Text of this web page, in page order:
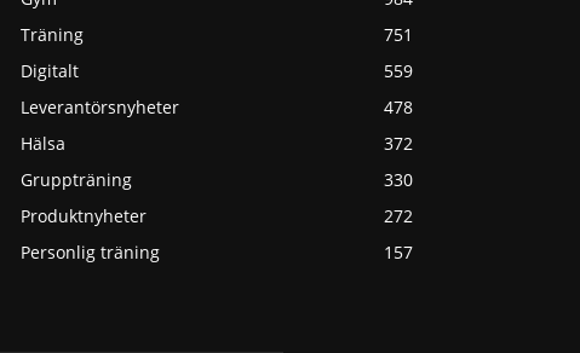
Träning
751
Digitalt
559
Leverantörsnyheter
478
Hälsa
372
Gruppträning
330
Produktnyheter
272
Personlig träning
157